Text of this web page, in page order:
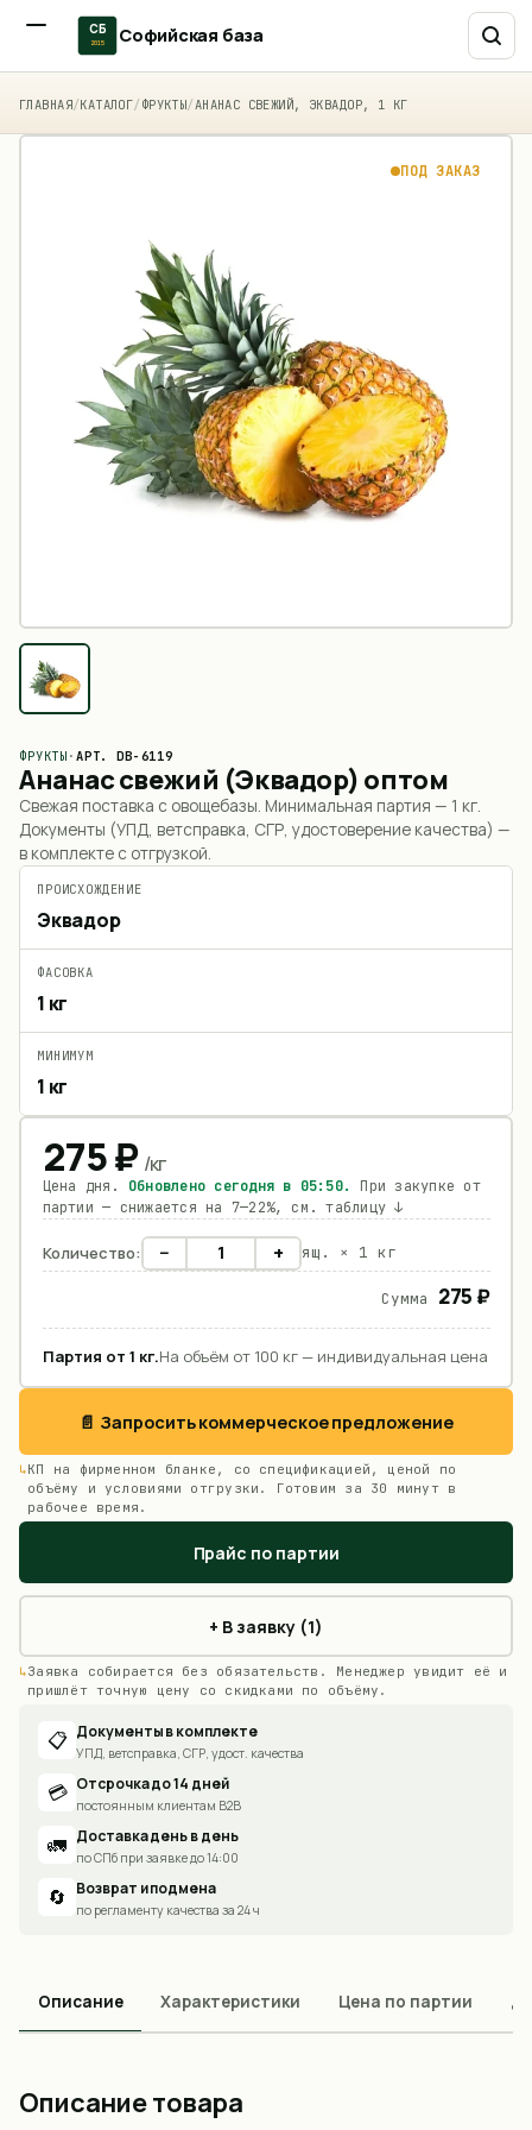
СБ
2015 Софийская база
ГЛАВНАЯ/КАТАЛОГ/ ФРУКТЫ/АНАНАС СВЕЖИЙ, ЭКВАДОР, 1 КГ
ПОД ЗАКАЗ
ФРУКТЫ · АРТ.DB-6119
Ананас свежий (Эквадор) оптом
Свежая поставка с овощебазы. Минимальная партия — 1 кг.
Документы (УПД, ветсправка, СГР, удостоверение качества) —
в комплекте с отгрузкой.
ПРОИСХОЖДЕНИЕ
Эквадор
ФАСОВКА
1 кг
МИНИМУМ
1 кг
275₽ /кг
Цена дня. Обновлено сегодня в 05:50.
При закупке от
партии — снижается на 7—22%, см. таблицу ↓
Количество: − + ящ. × 1 кг
Сумма 275 ₽
Партия от 1 кг.На объём от 100 кг — индивидуальная цена
📄 Запросить коммерческое предложение
КП на фирменном бланке, со спецификацией, ценой по
объёму и условиями отгрузки. Готовим за 30 минут в
рабочее время.
Прайс по партии
+ В заявку (1)
Заявка собирается без обязательств. Менеджер увидит её и
пришлёт точную цену со скидками по объёму.
📋 Документы в комплекте
УПД, ветсправка, СГР, удост. качества
💳 Отсрочка до 14 дней
постоянным клиентам B2B
🚛 Доставка день в день
по СПб при заявке до 14:00
🔄 Возврат и подмена
по регламенту качества за 24 ч
Описание Характеристики Цена по партии
Описание товара